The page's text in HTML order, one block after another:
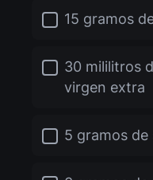
15 gramos
30 mililitros
virgen extra
5 gramos de